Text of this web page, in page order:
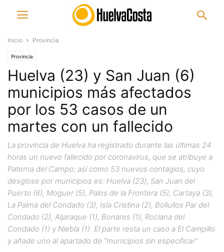
Inicio Provincia
Provincia
Huelva (23) y San Juan (6)
municipios más afectados
por los 53 casos de un
martes con un fallecido
La provincia de Huelva ha registrado durante las últimas 24
horas un nuevo fallecido por coronavirus, que se atribuye a
Paterna del Campo; así como 53 nuevos contagios, cuyo
desglose por municipios es: Huelva (23), San Juan del
Puerto (6), Moguer (5), Palos de la Frontera (5), Cartaya (3),
La Palma del Condado (3), Isla Cristina (2), Bollullos Par del
Condado (2), Aljaraque (1), Bonares (1), Rociana del
Condado (1) y Niebla (1). El parte resta un caso a El Campillo
y añade uno al apartado de “municipios sin especificar”